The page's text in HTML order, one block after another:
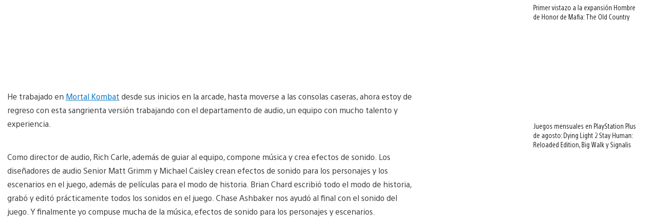
He trabajado en Mortal Kombat desde sus inicios en la arcade, hasta moverse a las consolas caseras, ahora estoy de
regreso con esta sangrienta versión trabajando con el departamento de audio, un equipo con mucho talento y
experiencia.
Como director de audio, Rich Carle, además de guiar al equipo, compone música y crea efectos de sonido. Los
diseñadores de audio Senior Matt Grimm y Michael Caisley crean efectos de sonido para los personajes y los
escenarios en el juego, además de películas para el modo de historia. Brian Chard escribió todo el modo de historia,
grabó y editó prácticamente todos los sonidos en el juego. Chase Ashbaker nos ayudó al final con el sonido del
juego. Y finalmente yo compuse mucha de la música, efectos de sonido para los personajes y escenarios.
Primer vistazo a la expansión Hombre
de Honor de Mafia: The Old Country
Juegos mensuales en PlayStation Plus
de agosto: Dying Light 2 Stay Human:
Reloaded Edition, Big Walk y Signalis